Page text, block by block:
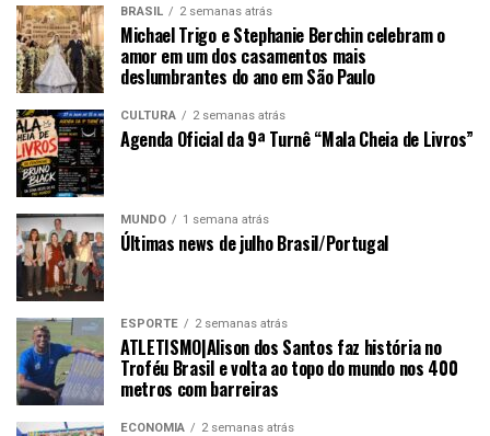
BRASIL 2 semanas atrás
Michael Trigo e Stephanie Berchin celebram o
amor em um dos casamentos mais
deslumbrantes do ano em São Paulo
CULTURA 2 semanas atrás
Agenda Oficial da 9ª Turnê “Mala Cheia de Livros”
MUNDO 1 semana atrás
Últimas news de julho Brasil/Portugal
ESPORTE 2 semanas atrás
ATLETISMO|Alison dos Santos faz história no
Troféu Brasil e volta ao topo do mundo nos 400
metros com barreiras
ECONOMIA 2 semanas atrás